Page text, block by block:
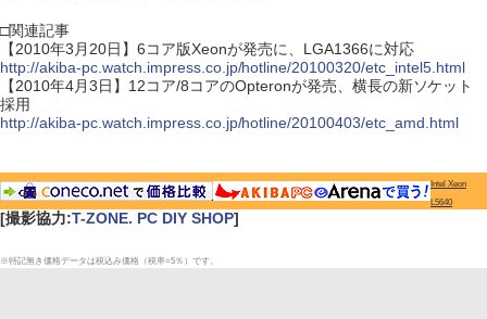
□関連記事
【2010年3月20日】6コア版Xeonが発売に、LGA1366に対応
http://akiba-pc.watch.impress.co.jp/hotline/20100320/etc_intel5.html
【2010年4月3日】12コア/8コアのOpteronが発売、横長の新ソケット
採用
http://akiba-pc.watch.impress.co.jp/hotline/20100403/etc_amd.html
Intel Xeon
L5640
[撮影協力:T-ZONE. PC DIY SHOP]
※特記無き価格データは税込み価格（税率=5％）です。